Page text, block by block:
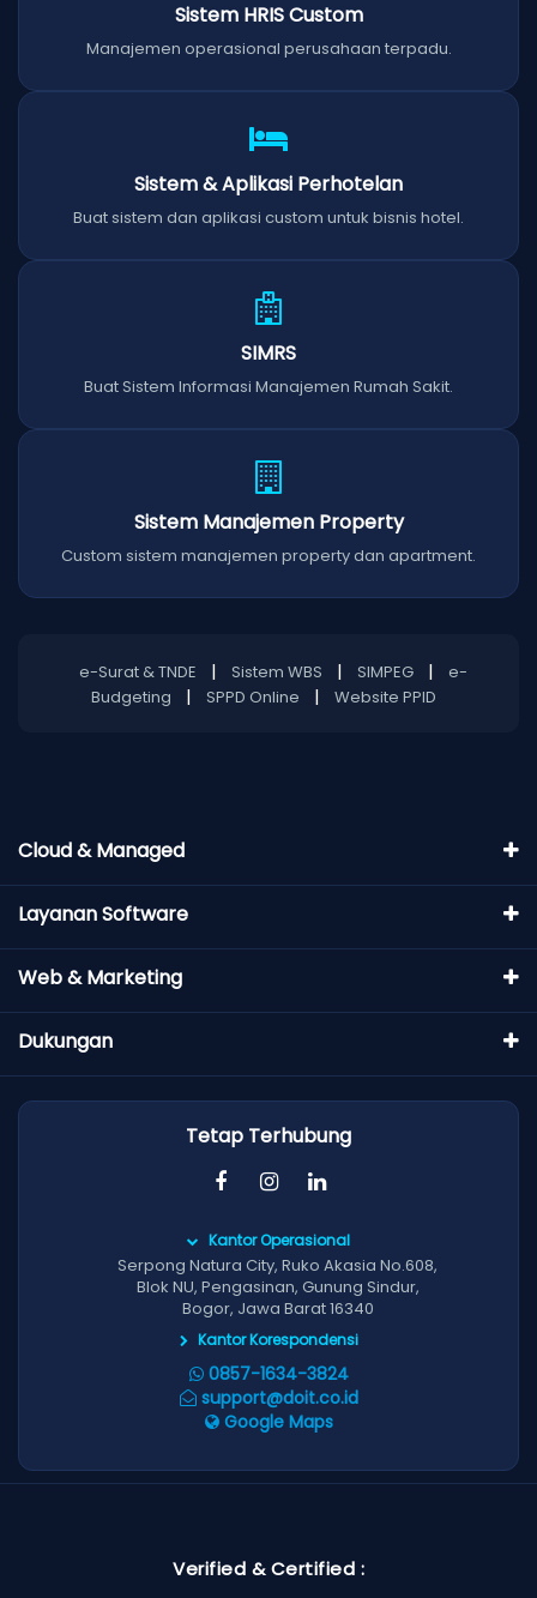
Sistem HRIS Custom
Manajemen operasional perusahaan terpadu.
Sistem & Aplikasi Perhotelan
Buat sistem dan aplikasi custom untuk bisnis hotel.
SIMRS
Buat Sistem Informasi Manajemen Rumah Sakit.
Sistem Manajemen Property
Custom sistem manajemen property dan apartment.
e-Surat & TNDE | Sistem WBS | SIMPEG |
e-
Budgeting
| SPPD Online | Website PPID
Cloud & Managed
Layanan Software
Web & Marketing
Dukungan
Tetap Terhubung
Kantor Operasional
Serpong Natura City, Ruko Akasia No.608,
Blok NU, Pengasinan, Gunung Sindur,
Bogor, Jawa Barat 16340
Kantor Korespondensi
0857-1634-3824
support@doit.co.id
Google Maps
Verified & Certified :